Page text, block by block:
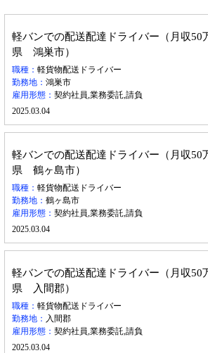
軽バンでの配送配達ドライバー（月収50
県 鴻巣市）
職種： 軽貨物配送ドライバー
勤務地： 鴻巣市
雇用形態： 契約社員,業務委託,請負
2025.03.04
軽バンでの配送配達ドライバー（月収50
県 鶴ヶ島市）
職種： 軽貨物配送ドライバー
勤務地： 鶴ヶ島市
雇用形態： 契約社員,業務委託,請負
2025.03.04
軽バンでの配送配達ドライバー（月収50
県 入間郡）
職種： 軽貨物配送ドライバー
勤務地： 入間郡
雇用形態： 契約社員,業務委託,請負
2025.03.04